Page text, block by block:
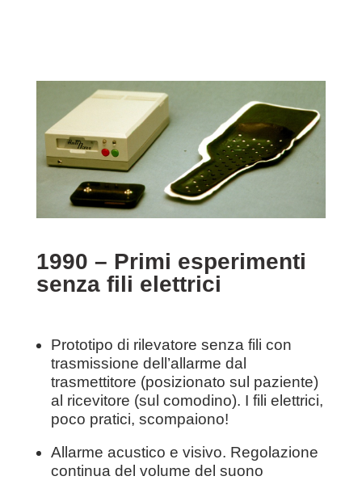
1990 – Primi esperimenti
senza fili elettrici
Prototipo di rilevatore senza fili con
trasmissione dell’allarme dal
trasmettitore (posizionato sul paziente)
al ricevitore (sul comodino). I fili elettrici,
poco pratici, scompaiono!
Allarme acustico e visivo. Regolazione
continua del volume del suono